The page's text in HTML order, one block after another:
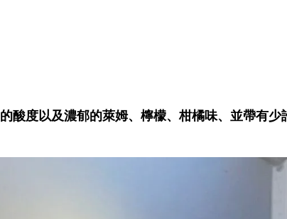
的酸度以及濃郁的萊姆、檸檬、柑橘味、並帶有少